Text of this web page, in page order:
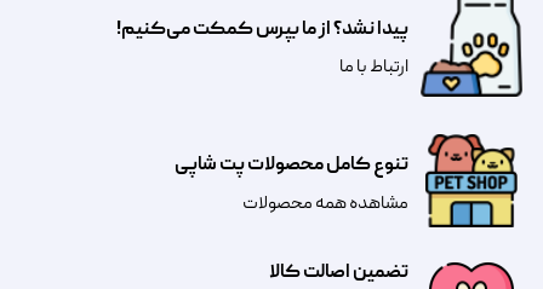
تضمین اصالت کالا
تنوع کامل محصولات پت شاپی
مشاهده همه محصولات
پیدا نشد؟ از ما بپرس کمکت می‌کنیم!
​​​ارتباط با ما